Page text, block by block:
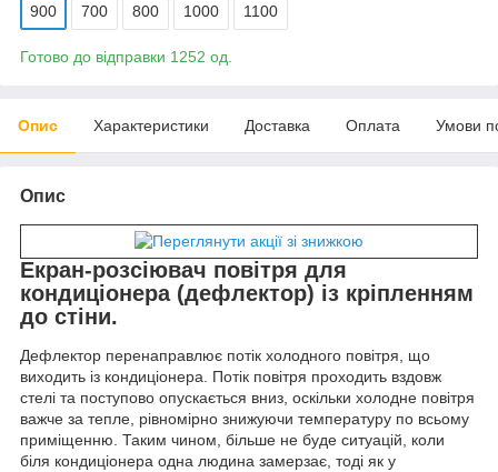
900 700 800 1000 1100
Готово до відправки 1252 од.
Опис Характеристики Доставка Оплата Умови
Опис
Екран-розсіювач повітря для
кондиціонера (дефлектор) із кріпленням
до стіни.
Дефлектор перенаправлює потік холодного повітря, що
виходить із кондиціонера. Потік повітря проходить вздовж
стелі та поступово опускається вниз, оскільки холодне повітря
важче за тепле, рівномірно знижуючи температуру по всьому
приміщенню. Таким чином, більше не буде ситуацій, коли
біля кондиціонера одна людина замерзає, тоді як у